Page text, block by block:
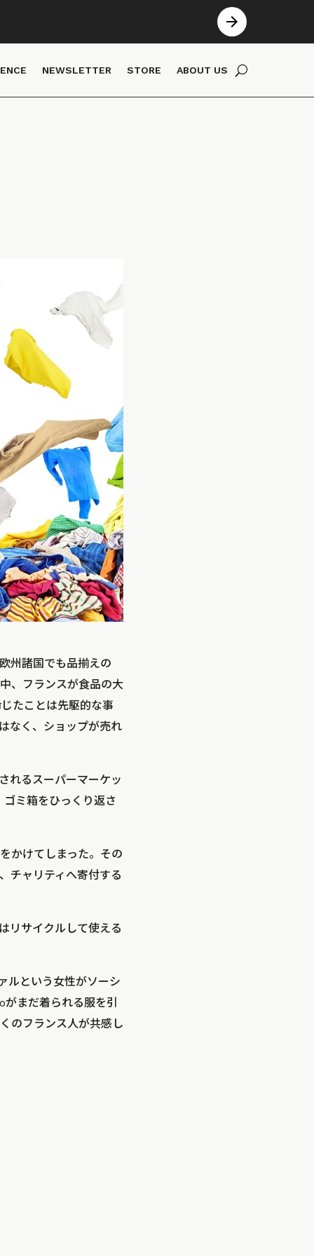
NEWSLETTER STORE ABOUT US
州諸国でも品揃えの
、フランスが食品の大
たことは先駆的な事
なく、ショップが売れ
れるスーパーマーケッ
ミ箱をひっくり返さ
かけてしまった。その
チャリティへ寄付する
リサイクルして使える
ルという女性がソーシ
まだ着られる服を引
のフランス人が共感し